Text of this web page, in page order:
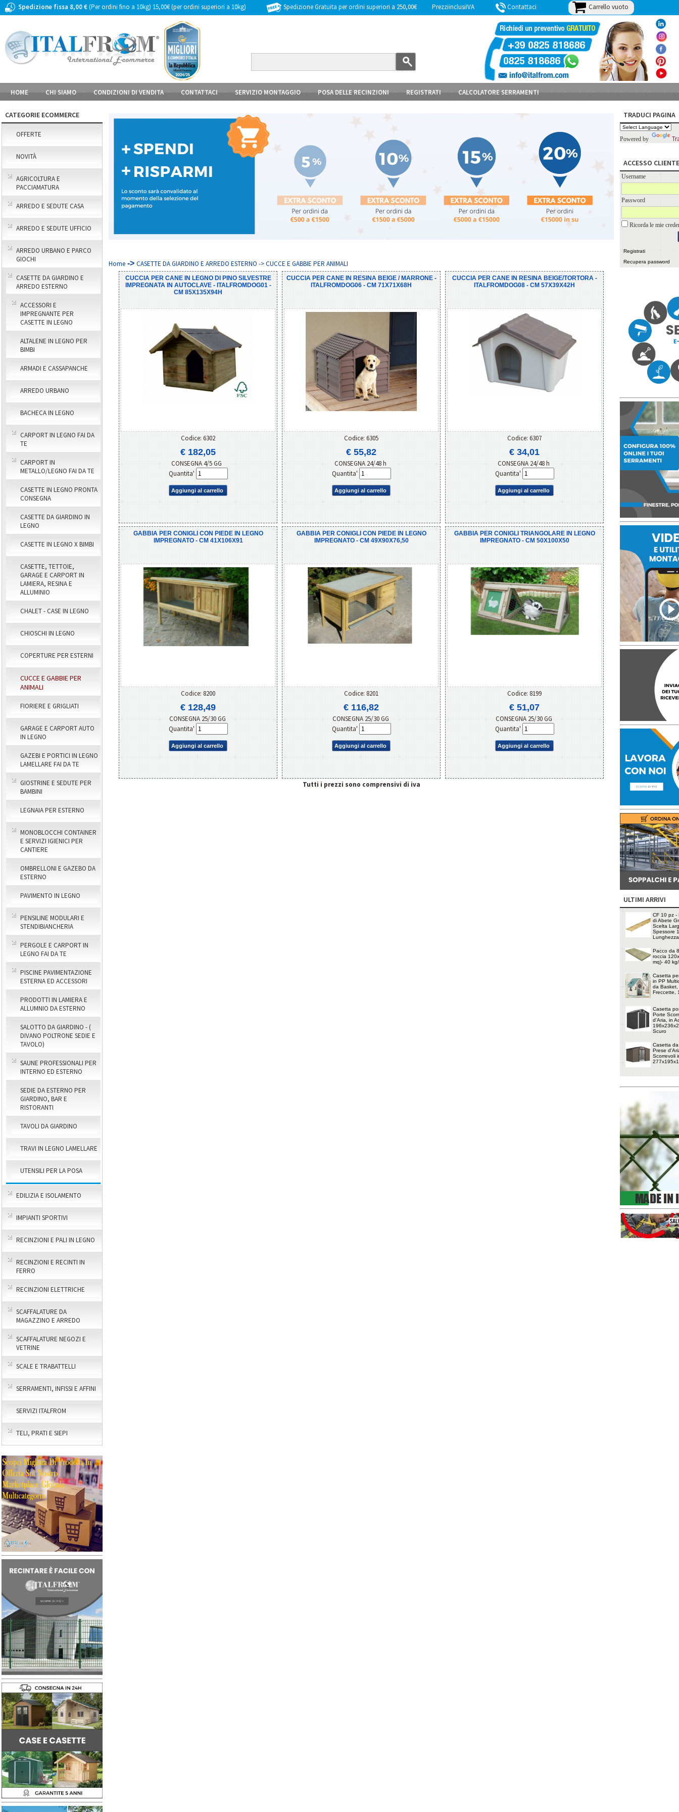
Spedizione fissa 8,00 €(Per ordini fino a 10kg) 15,00€ (per ordini superiori a 10kg) Spedizione Gratuita per ordini superiori a 250,00€ PrezziinclusiIVA Contattaci Carrello vuoto
HOME CHI SIAMO CONDIZIONI DI VENDITA CONTATTACI SERVIZIO MONTAGGIO POSA DELLE RECINZIONI REGISTRATI CALCOLATORE SERRAMENTI
CATEGORIE ECOMMERCE
OFFERTE
NOVITÀ
AGRICOLTURA E
PACCIAMATURA
ARREDO E SEDUTE CASA
ARREDO E SEDUTE UFFICIO
ARREDO URBANO E PARCO
GIOCHI
CASETTE DA GIARDINO E
ARREDO ESTERNO
ACCESSORI E
IMPREGNANTE PER
CASETTE IN LEGNO
ALTALENE IN LEGNO PER
BIMBI
ARMADI E CASSAPANCHE
ARREDO URBANO
BACHECA IN LEGNO
CARPORT IN LEGNO FAI DA
TE
CARPORT IN
METALLO/LEGNO FAI DA TE
CASETTE IN LEGNO PRONTA
CONSEGNA
CASETTE DA GIARDINO IN
LEGNO
CASETTE IN LEGNO X BIMBI
CASETTE, TETTOIE,
GARAGE E CARPORT IN
LAMIERA, RESINA E
ALLUMINIO
CHALET - CASE IN LEGNO
CHIOSCHI IN LEGNO
COPERTURE PER ESTERNI
CUCCE E GABBIE PER
ANIMALI
FIORIERE E GRIGLIATI
GARAGE E CARPORT AUTO
IN LEGNO
GAZEBI E PORTICI IN LEGNO
LAMELLARE FAI DA TE
GIOSTRINE E SEDUTE PER
BAMBINI
LEGNAIA PER ESTERNO
MONOBLOCCHI CONTAINER
E SERVIZI IGIENICI PER
CANTIERE
OMBRELLONI E GAZEBO DA
ESTERNO
PAVIMENTO IN LEGNO
PENSILINE MODULARI E
STENDIBIANCHERIA
PERGOLE E CARPORT IN
LEGNO FAI DA TE
PISCINE PAVIMENTAZIONE
ESTERNA ED ACCESSORI
PRODOTTI IN LAMIERA E
ALLUMNIO DA ESTERNO
SALOTTO DA GIARDINO - (
DIVANO POLTRONE SEDIE E
TAVOLO)
SAUNE PROFESSIONALI PER
INTERNO ED ESTERNO
SEDIE DA ESTERNO PER
GIARDINO, BAR E
RISTORANTI
TAVOLI DA GIARDINO
TRAVI IN LEGNO LAMELLARE
UTENSILI PER LA POSA
EDILIZIA E ISOLAMENTO
IMPIANTI SPORTIVI
RECINZIONI E PALI IN LEGNO
RECINZIONI E RECINTI IN
FERRO
RECINZIONI ELETTRICHE
SCAFFALATURE DA
MAGAZZINO E ARREDO
SCAFFALATURE NEGOZI E
VETRINE
SCALE E TRABATTELLI
SERRAMENTI, INFISSI E AFFINI
SERVIZI ITALFROM
TELI, PRATI E SIEPI
Home -> CASETTE DA GIARDINO E ARREDO ESTERNO -> CUCCE E GABBIE PER ANIMALI
CUCCIA PER CANE IN LEGNO DI PINO SILVESTRE
IMPREGNATA IN AUTOCLAVE - ITALFROMDOG01 -
CM 85X135X94H
Codice: 6302
€ 182,05
CONSEGNA 4/5 GG
Quantita'
Aggiungi al carrello
CUCCIA PER CANE IN RESINA BEIGE / MARRONE -
ITALFROMDOG06 - CM 71X71X68H
Codice: 6305
€ 55,82
CONSEGNA 24/48 h
Quantita'
Aggiungi al carrello
CUCCIA PER CANE IN RESINA BEIGE/TORTORA -
ITALFROMDOG08 - CM 57X39X42H
Codice: 6307
€ 34,01
CONSEGNA 24/48 h
Quantita'
Aggiungi al carrello
GABBIA PER CONIGLI CON PIEDE IN LEGNO
IMPREGNATO - CM 41X106X91
Codice: 8200
€ 128,49
CONSEGNA 25/30 GG
Quantita'
Aggiungi al carrello
GABBIA PER CONIGLI CON PIEDE IN LEGNO
IMPREGNATO - CM 49X90X76,50
Codice: 8201
€ 116,82
CONSEGNA 25/30 GG
Quantita'
Aggiungi al carrello
GABBIA PER CONIGLI TRIANGOLARE IN LEGNO
IMPREGNATO - CM 50X100X50
Codice: 8199
€ 51,07
CONSEGNA 25/30 GG
Quantita'
Aggiungi al carrello
Tutti i prezzi sono comprensivi di iva
TRADUCI PAGINA
Powered by
ACCESSO CLIENTE
Username
Password
Ricorda le mie
Registrati
Recupera password
ULTIMI ARRIVI
CF 10 pz -
di Abete
Scelta
Spessore
Pacco da
roccia
mq)- 40
Casetta
in PP
da Basket,
Freccette,
Casetta
Porte
d'Aria, in
Scuro
Casetta
Prese
Scorrevoli